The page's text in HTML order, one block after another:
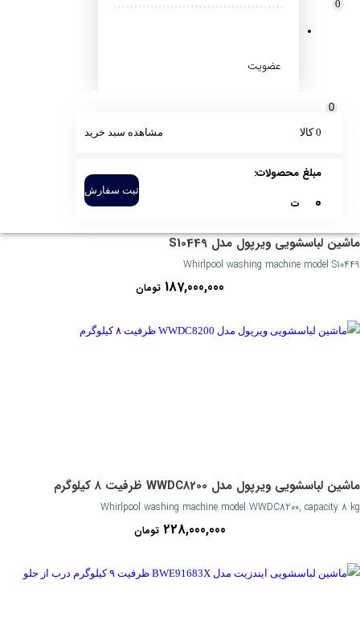
0
عضویت
0
0 کالا مشاهده سبد خرید
مبلغ محصولات:
0 ت
ثبت سفارش
فقط کالاهای موجود
ماشین لباسشویی ویرپول مدل S10449
Whirlpool washing machine model S10449
187,000,000 تومان
ماشین لباسشویی ویرپول مدل WWDC8200 ظرفیت ۸ کیلوگرم
Whirlpool washing machine model WWDC8200, capacity 8 kg
228,000,000 تومان